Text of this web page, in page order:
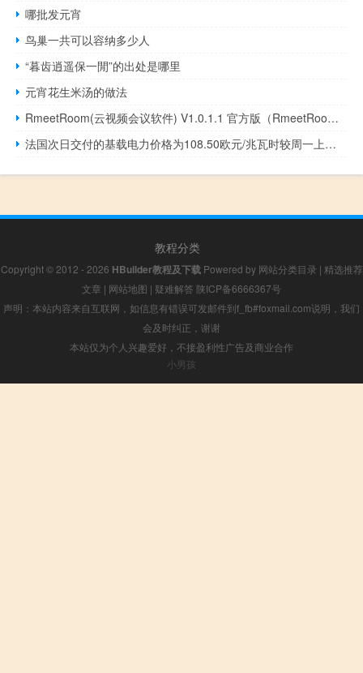
哪批发元宵
鸟巢一共可以容纳多少人
“暮齿逍遥保一閒”的出处是哪里
元宵花生米汤的做法
RmeetRoom(云视频会议软件) V1.0.1.1 官方版（RmeetRoom(云视频会议软件) V1.0.1.1 官方版功能简介）
法国次日交付的基载电力价格为108.50欧元/兆瓦时较周一上涨124.9%
教程分类
Copyright © 2012 - 2026 HBuilder教程及下载Powered by 网站分类目录 | 精选推荐
文章 | 网站地图 | 疑难解答 陕ICP备6666367号
声明：本站内容来自互联网，如信息有错误可发邮件到f_fb#foxmail.com说明，我们
会及时纠正，谢谢
本站仅为个人兴趣爱好，不接盈利性广告及商业合作
小男孩